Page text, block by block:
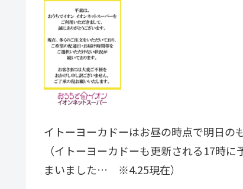
イトーヨーカドーはお昼の時点で明日の
（イトーヨーカドーも更新される17時
まいました… ※4.25現在）